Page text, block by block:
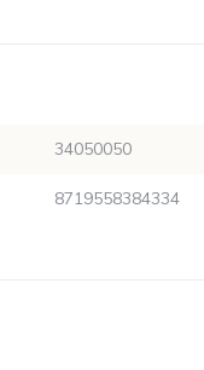
34050050
8719558384334